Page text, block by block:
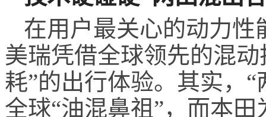
在用户最关心的动力性
美瑞凭借全球领先的混
耗”的出行体验。其实，
全球“油混鼻祖”，而本